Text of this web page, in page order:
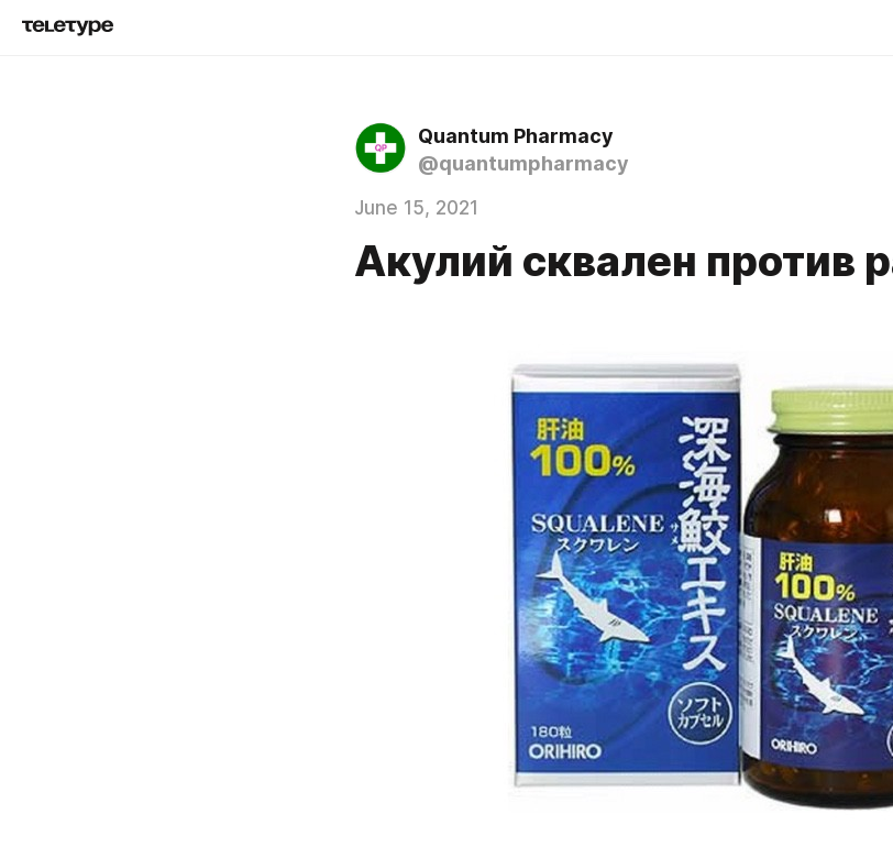
Quantum Pharmacy
@quantumpharmacy
June 15, 2021
Акулий сквален против